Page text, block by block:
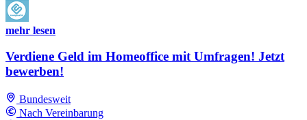
mehr lesen
Verdiene Geld im Homeoffice mit Umfragen! Jetzt
bewerben!
Bundesweit
Nach Vereinbarung